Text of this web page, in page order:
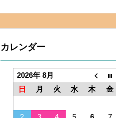
カレンダー
2026年 8月
日
月 火 水 木 金